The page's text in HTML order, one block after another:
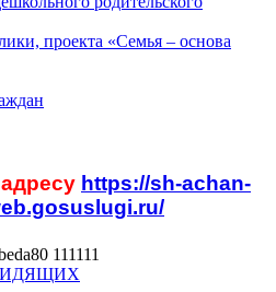
проекта «Семья – основа
https://sh-achan-